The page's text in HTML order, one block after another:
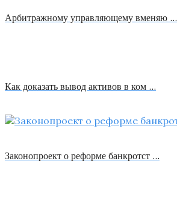
Арбитражному управляющему вменяю …
Как доказать вывод активов в ком …
Законопроект о реформе банкротст …